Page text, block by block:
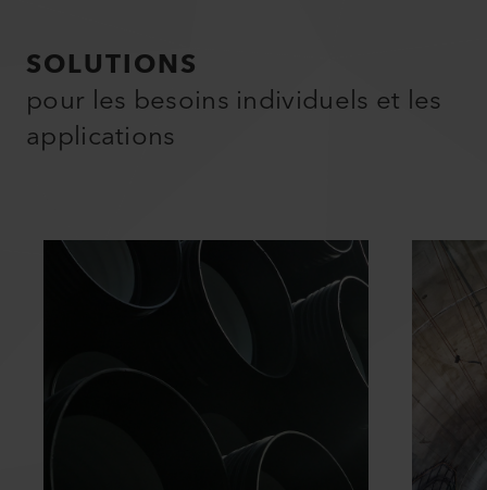
SOLUTIONS
pour les besoins individuels et les
applications